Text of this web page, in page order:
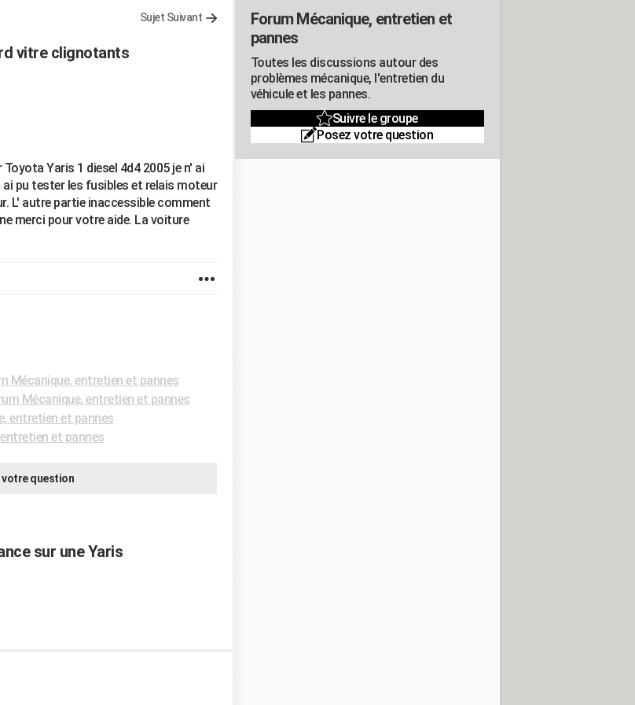
Sujet Suivant
vitre clignotants
Yaris 1 diesel 4d4 2005 je n' ai
pu tester les fusibles et relais moteur
L' autre partie inaccessible comment
merci pour votre aide. La voiture
Mécanique, entretien et pannes
Mécanique, entretien et pannes
entretien et pannes
et pannes
votre question
sur une Yaris
Forum Mécanique, entretien et
pannes
Toutes les discussions autour des
problèmes mécanique, l'entretien du
véhicule et les pannes.
Suivre le groupe
Posez votre question